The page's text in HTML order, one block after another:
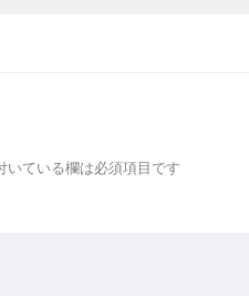
いている欄は必須項目です